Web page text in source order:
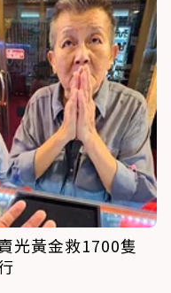
光黃金救1700隻